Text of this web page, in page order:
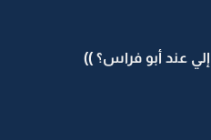
عند أبو فراس؟ ))